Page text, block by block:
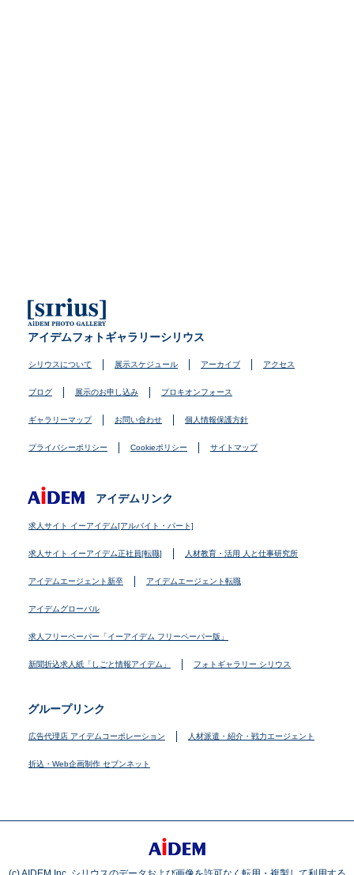
アイデムフォトギャラリーシリウス
シリウスについて 展示スケジュール アーカイブ アクセス
ブログ 展示のお申し込み プロキオンフォース
ギャラリーマップ お問い合わせ 個人情報保護方針
プライバシーポリシー Cookieポリシー サイトマップ
アイデムリンク
求人サイト イーアイデム[アルバイト・パート]
求人サイト イーアイデム正社員[転職] 人材教育・活用 人と仕事研究所
アイデムエージェント新卒 アイデムエージェント転職
アイデムグローバル
求人フリーペーパー「イーアイデム フリーペーパー版」
新聞折込求人紙「しごと情報アイデム」 フォトギャラリー シリウス
グループリンク
広告代理店 アイデムコーポレーション 人材派遣・紹介・戦力エージェント
折込・Web企画制作 セブンネット